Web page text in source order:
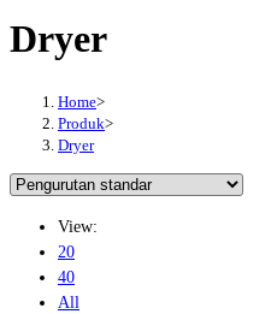
Dryer
Home>
Produk>
Dryer
View:
20
40
All